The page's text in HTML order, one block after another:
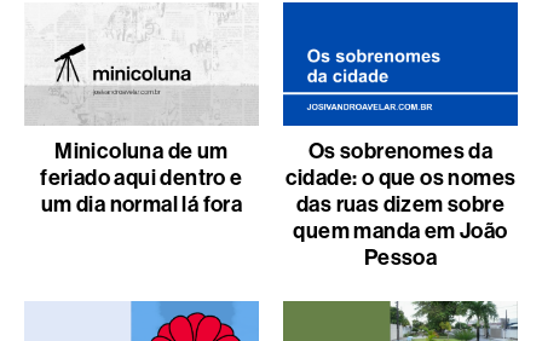
Minicoluna de um
feriado aqui dentro e
um dia normal lá fora
Os sobrenomes da
cidade: o que os nomes
das ruas dizem sobre
quem manda em João
Pessoa